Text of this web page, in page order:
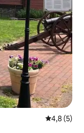
4,8 de
4,8 (5)